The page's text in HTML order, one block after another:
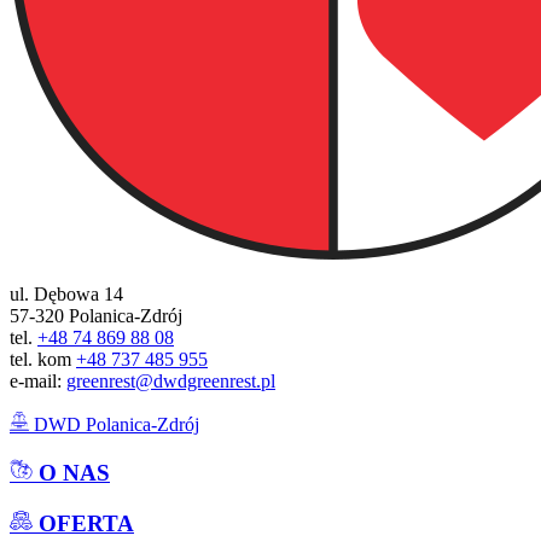
ul. Dębowa 14
57-320 Polanica-Zdrój
tel. +48 74 869 88 08
tel. kom +48 737 485 955
e-mail: greenrest@dwdgreenrest.pl
DWD Polanica-Zdrój
O NAS
OFERTA